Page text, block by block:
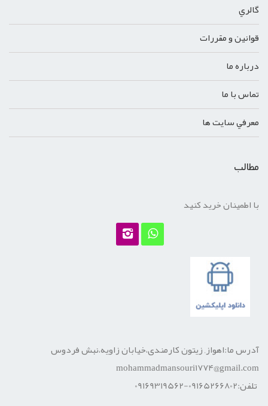
گالري
قوانين و مقررات
درباره ما
تماس با ما
معرفي سايت ها
مطالب
با اطمینان خرید کنید
آدرس ما:اهواز, زیتون کارمندی،خیابان زاویه،نبش فردوس
mohammadmansouri1774@gmail.com
تلفن:09165266802-09169319562